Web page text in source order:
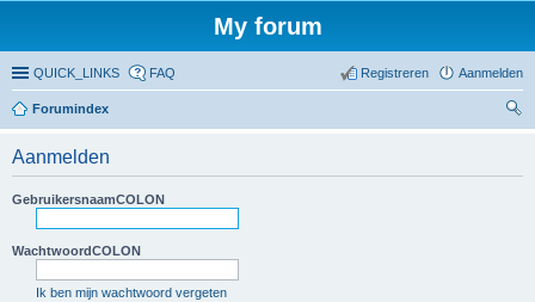
My forum
QUICK_LINKS FAQ Aanmelden
Registreren
Forumindex
Aanmelden
GebruikersnaamCOLON
WachtwoordCOLON
Ik ben mijn wachtwoord vergeten